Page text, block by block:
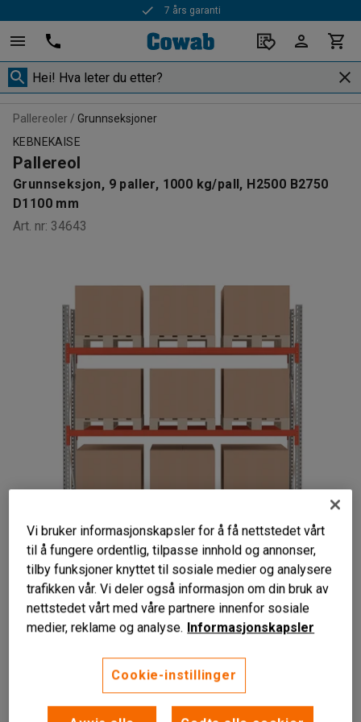
Rask levering
Pallereoler
Grunnseksjoner
KEBNEKAISE
Pallereol
Grunnseksjon, 9 paller, 1000 kg/pall, H2500 B2750
D1100 mm
Art. nr: 34643
Plassbesparende
Påbyggbar
Justerbare bærejern
Komplett grunnseksjon for pallereol. Pallereolen kan
tilpasses og forlenges med påbyggseksjoner og
kompletteres med ulikt tilbehør etter behov.
Vi bruker informasjonskapsler for å få nettstedet vårt
til å fungere ordentlig, tilpasse innhold og annonser,
tilby funksjoner knyttet til sosiale medier og analysere
trafikken vår. Vi deler også informasjon om din bruk av
nettstedet vårt med våre partnere innenfor sosiale
medier, reklame og analyse. Informasjonskapsler
Cookie-instillinger